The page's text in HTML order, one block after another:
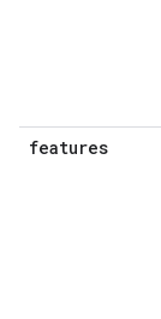
features